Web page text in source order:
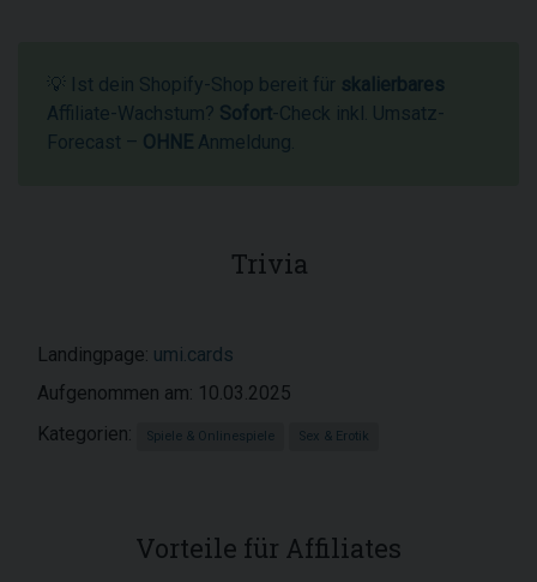
💡 Ist dein Shopify-Shop bereit für skalierbares
Affiliate-Wachstum? Sofort-Check inkl. Umsatz-
Forecast – OHNE Anmeldung.
Trivia
Landingpage: umi.cards
Aufgenommen am: 10.03.2025
Kategorien:
Spiele & Onlinespiele Sex & Erotik
Vorteile für Affiliates